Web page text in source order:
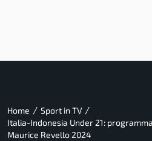
Home / Sport in TV /
Italia-Indonesia Under 21:
Maurice Revello 2024